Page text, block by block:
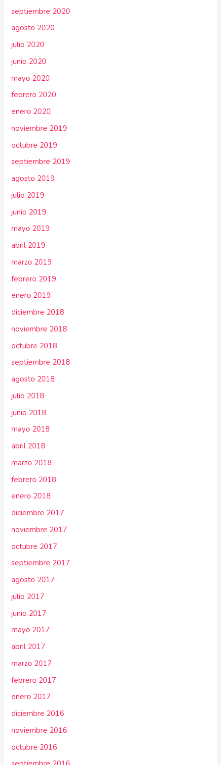
septiembre 2020
agosto 2020
julio 2020
junio 2020
mayo 2020
febrero 2020
enero 2020
noviembre 2019
octubre 2019
septiembre 2019
agosto 2019
julio 2019
junio 2019
mayo 2019
abril 2019
marzo 2019
febrero 2019
enero 2019
diciembre 2018
noviembre 2018
octubre 2018
septiembre 2018
agosto 2018
julio 2018
junio 2018
mayo 2018
abril 2018
marzo 2018
febrero 2018
enero 2018
diciembre 2017
noviembre 2017
octubre 2017
septiembre 2017
agosto 2017
julio 2017
junio 2017
mayo 2017
abril 2017
marzo 2017
febrero 2017
enero 2017
diciembre 2016
noviembre 2016
octubre 2016